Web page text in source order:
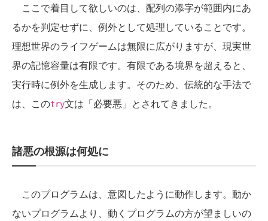
ここで着目して欲しいのは、配列の添字が範囲内にあ
るかを判定せずに、例外として処理していることです。
理想世界のライフゲームは無限に広がりますが、現実世
界の記憶容量は有限です。有限である境界を超えると、
実行時に例外を生成します。そのため、伝統的な手法で
は、このtry文は「必要悪」とされてきました。
諸悪の根源は何処に
このプログラムは、意図したように動作します。動か
ないプログラムより、動くプログラムの方が望ましいの